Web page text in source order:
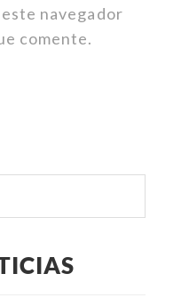
navegador
comente.